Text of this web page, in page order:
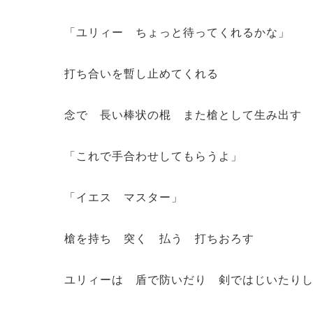
「ユリィー ちょっと待ってくれるかな」
打ち合いを暫し止めてくれる
念で 長い棒状の棍 また槍として生み出す
「これで手合わせしてもらうよ」
「イエス マスター」
槍を持ち 突く 払う 打ちおろす
ユリィーは 盾で防いだり 剣ではじいたり